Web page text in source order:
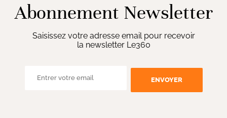
Abonnement Newsletter
Saisissez votre adresse email pour recevoir
la newsletter Le360
ENVOYER